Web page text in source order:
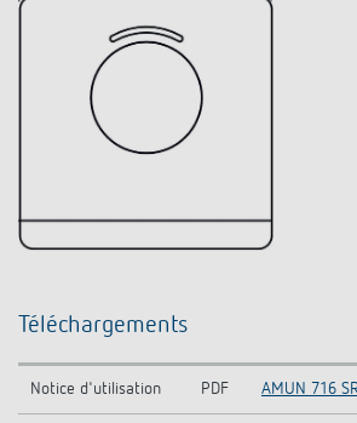
Téléchargements
Notice d'utilisation PDF AMUN 716